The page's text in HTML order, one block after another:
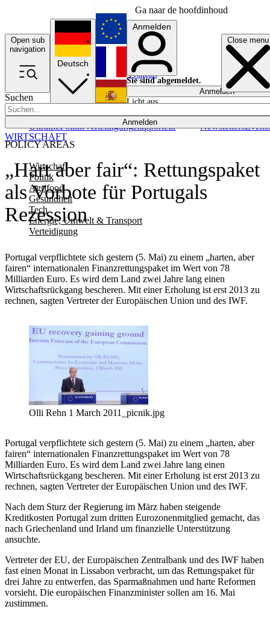
Ga naar de hoofdinhoud
Open sub
navigation
Close menu
Suchen
Anmelden
POLICY AREAS
Wirtschaft
Politik
Agrifood
Gesundheit
Tech
Energie, Umwelt & Transport
Verteidigung
UkrainePolitikVerteidigungRapporteur NewslettersEvents
Deutsch
English
Français
Anmelden
Sie sind abgemeldet.
Anmelden
Licht aus
„Hart aber fair“: Rettungspaket
als Vorbote für Portugals
Rezession
Portugal verpflichtete sich gestern (5. Mai) zu einem „harten, aber
fairen“ internationalen Finanzrettungspaket im Wert von 78
Milliarden Euro. Es wird dem Land zwei Jahre lang einen
Wirtschaftsrückgang bescheren. Mit einer Erholung ist erst 2013 zu
rechnen, sagten Vertreter der Europäischen Union und des IWF.
WIRTSCHAFT
Olli Rehn 1 March 2011_picnik.jpg
Portugal verpflichtete sich gestern (5. Mai) zu einem „harten, aber
fairen“ internationalen Finanzrettungspaket im Wert von 78
Milliarden Euro. Es wird dem Land zwei Jahre lang einen
Wirtschaftsrückgang bescheren. Mit einer Erholung ist erst 2013 zu
rechnen, sagten Vertreter der Europäischen Union und des IWF.
Nach dem Sturz der Regierung im März haben steigende
Kreditkosten Portugal zum dritten Eurozonenmitglied gemacht, das
nach Griechenland und Irland um finanzielle Unterstützung
ansuchte.
Vertreter der EU, der Europäischen Zentralbank und des IWF haben
fast einen Monat in Lissabon verbracht, um das Rettungspaket für
drei Jahre zu entwerfen, das Sparmaßnahmen und harte Reformen
vorsieht. Die europäischen Finanzminister sollen am 16. Mai
zustimmen.